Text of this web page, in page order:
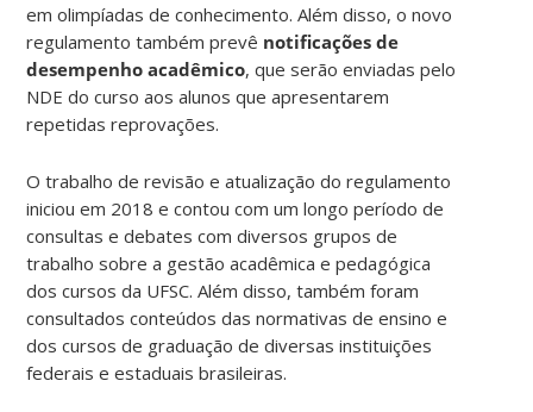
em olimpíadas de conhecimento. Além disso, o novo
regulamento também prevê notificações de
desempenho acadêmico, que serão enviadas pelo
NDE do curso aos alunos que apresentarem
repetidas reprovações.
O trabalho de revisão e atualização do regulamento
iniciou em 2018 e contou com um longo período de
consultas e debates com diversos grupos de
trabalho sobre a gestão acadêmica e pedagógica
dos cursos da UFSC. Além disso, também foram
consultados conteúdos das normativas de ensino e
dos cursos de graduação de diversas instituições
federais e estaduais brasileiras.